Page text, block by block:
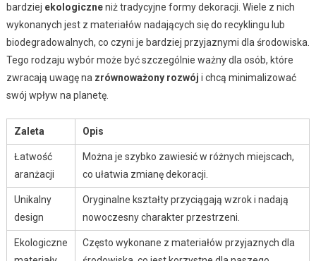
bardziej ekologiczneniż tradycyjne formy dekoracji. Wiele z nich
wykonanych jest z materiałów nadających się do recyklingu lub
biodegradowalnych, co czyni je bardziej przyjaznymi dla środowiska.
Tego rodzaju wybór może być szczególnie ważny dla osób, które
zwracają uwagę na zrównoważony rozwój i chcą minimalizować
swój wpływ na planetę.
Zaleta Opis
Łatwość
aranżacji
Można je szybko zawiesić w różnych miejscach,
co ułatwia zmianę dekoracji.
Unikalny
design
Oryginalne kształty przyciągają wzrok i nadają
nowoczesny charakter przestrzeni.
Ekologiczne
Często wykonane z materiałów przyjaznych dla